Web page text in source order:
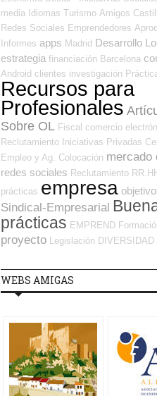
media
Idiomas Turismo Amigos
Redes Sociales Emprendedores
Informes apps Madrid Desarrollo
estrategia financiación Barcelona
Android clientes investigación
Recursos para
Profesionales
Sobre OL Fiscal comercio
Reclutamiento Iniciativas Privadas
Empleo y Ag. Colocación mercado
redes sociales Reclutamiento
prácticas empresa
Sindical-Empresarial
prácticas EMPREND
proyecto Legislación DIVERSIDAD
WEBS AMIGAS